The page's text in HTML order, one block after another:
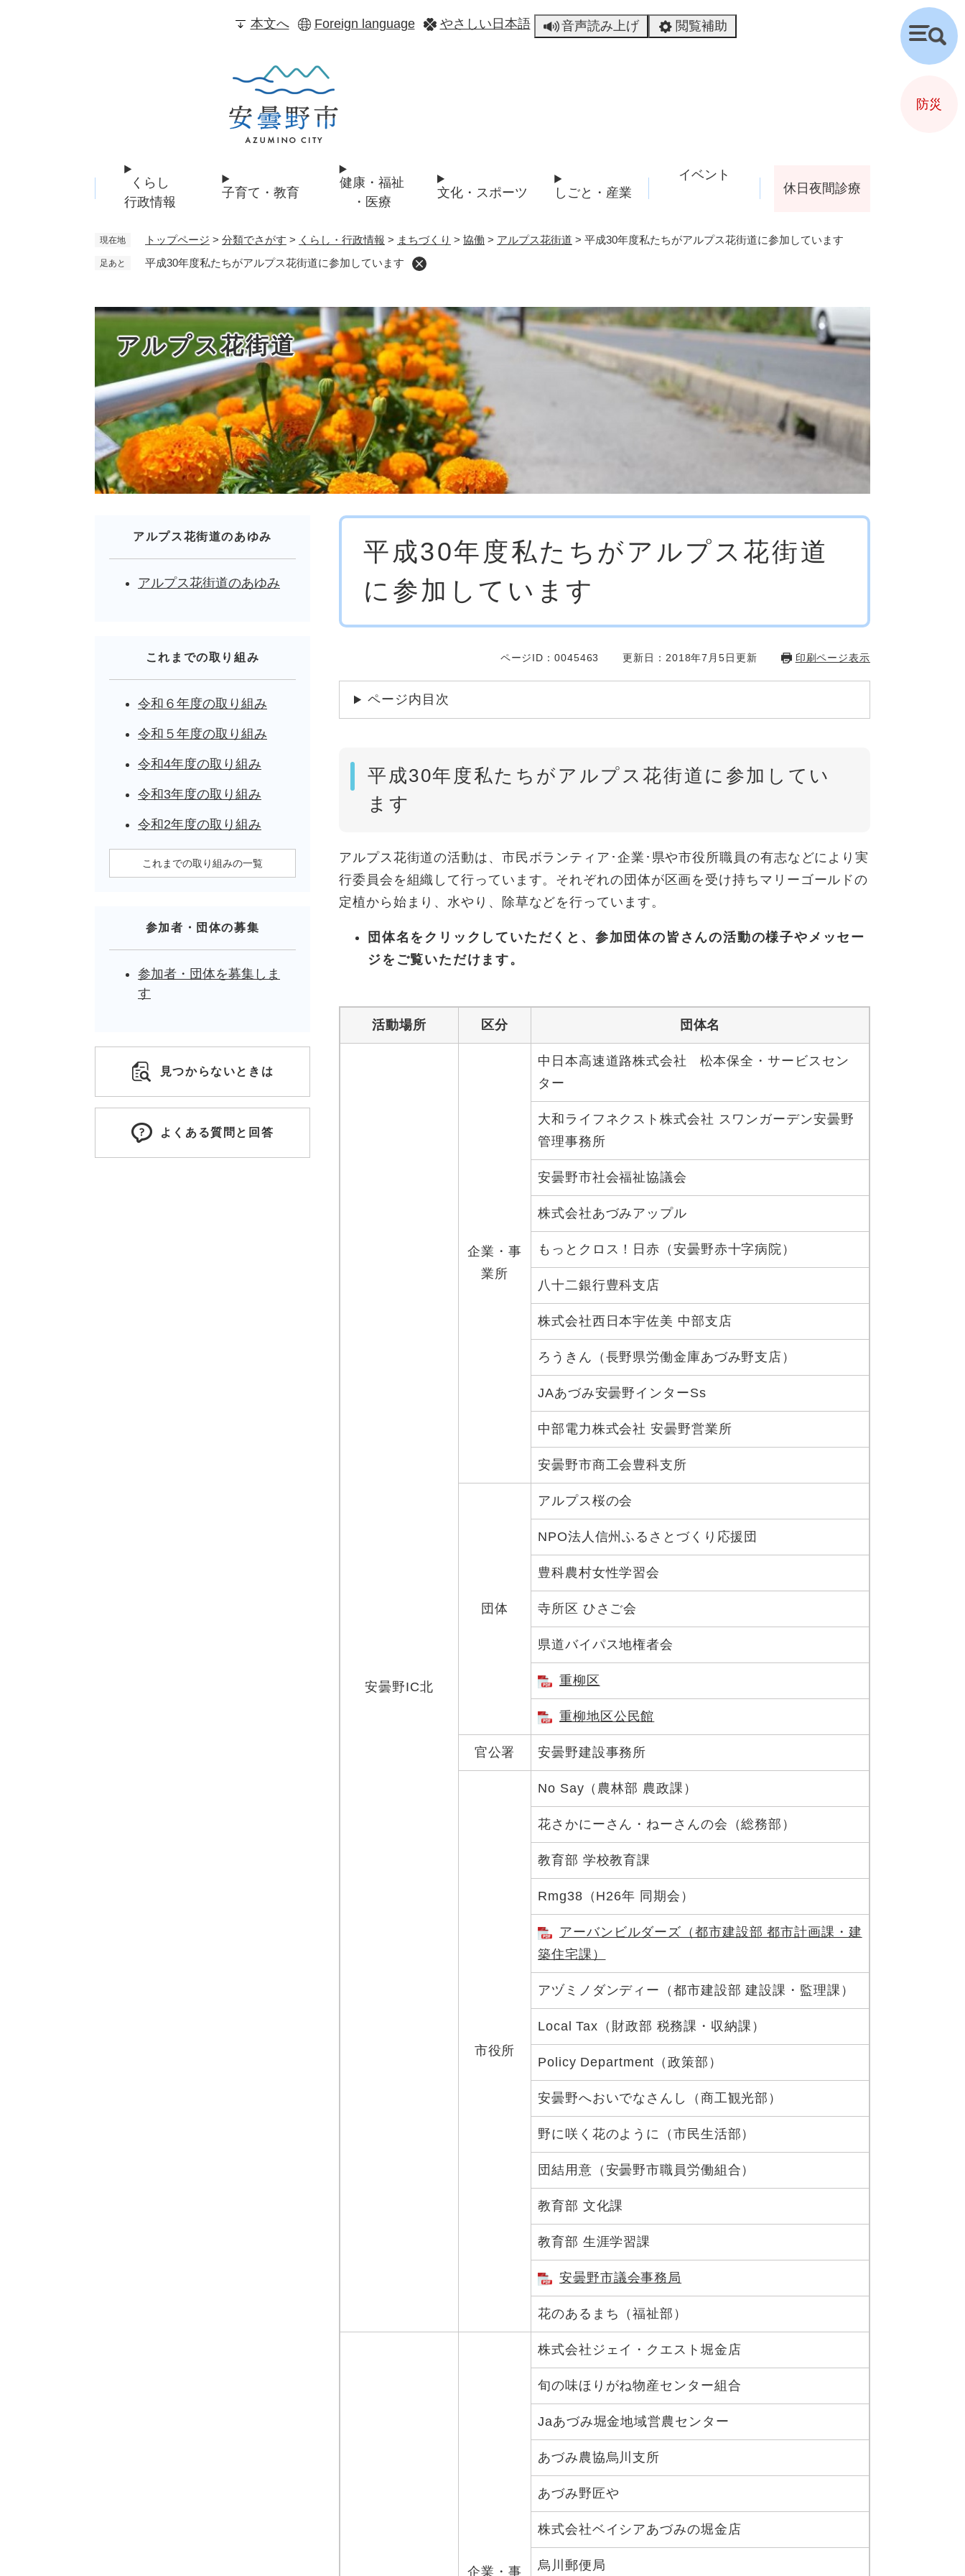
本文へ Foreign language やさしい日本語 音声読み上げ 閲覧補助
くらし
行政情報
子育て・教育
健康・福祉
・医療
文化・スポーツ しごと・産業
イベント
休日夜間診療
現在地 トップページ > 分類でさがす > くらし・行政情報 > まちづくり > 協働 > アルプス花街道 > 平成30年度私たちがアルプス花街道に参加しています
足あと 平成30年度私たちがアルプス花街道に参加しています
アルプス花街道
平成30年度私たちがアルプス花街道
に参加しています
ページID：0045463 更新日：2018年7月5日更新 印刷ページ表示
ページ内目次
平成30年度私たちがアルプス花街道に参加してい
ます
アルプス花街道の活動は、市民ボランティア･企業･県や市役所職員の有志などにより実
行委員会を組織して行っています。それぞれの団体が区画を受け持ちマリーゴールドの
定植から始まり、水やり、除草などを行っています。
団体名をクリックしていただくと、参加団体の皆さんの活動の様子やメッセー
ジをご覧いただけます。
活動場所 区分 団体名
安曇野IC北
企業・事
業所
中日本高速道路株式会社 松本保全・サービスセン
ター
大和ライフネクスト株式会社 スワンガーデン安曇野
管理事務所
安曇野市社会福祉協議会
株式会社あづみアップル
もっとクロス！日赤（安曇野赤十字病院）
八十二銀行豊科支店
株式会社西日本宇佐美 中部支店
ろうきん（長野県労働金庫あづみ野支店）
JAあづみ安曇野インターSs
中部電力株式会社 安曇野営業所
安曇野市商工会豊科支所
団体
アルプス桜の会
NPO法人信州ふるさとづくり応援団
豊科農村女性学習会
寺所区 ひさご会
県道バイパス地権者会
重柳区
重柳地区公民館
官公署 安曇野建設事務所
市役所
No Say（農林部 農政課）
花さかにーさん・ねーさんの会（総務部）
教育部 学校教育課
Rmg38（H26年 同期会）
アーバンビルダーズ（都市建設部 都市計画課・建
築住宅課）
アヅミノダンディー（都市建設部 建設課・監理課）
Local Tax（財政部 税務課・収納課）
Policy Department（政策部）
安曇野へおいでなさんし（商工観光部）
野に咲く花のように（市民生活部）
団結用意（安曇野市職員労働組合）
教育部 文化課
教育部 生涯学習課
安曇野市議会事務局
花のあるまち（福祉部）
企業・事
株式会社ジェイ・クエスト堀金店
旬の味ほりがね物産センター組合
Jaあづみ堀金地域営農センター
あづみ農協烏川支所
あづみ野匠や
株式会社ベイシアあづみの堀金店
烏川郵便局
アルプス花街道のあゆみ
アルプス花街道のあゆみ
これまでの取り組み
令和６年度の取り組み
令和５年度の取り組み
令和4年度の取り組み
令和3年度の取り組み
令和2年度の取り組み
これまでの取り組みの一覧
参加者・団体の募集
参加者・団体を募集しま
す
見つからないときは
よくある質問と回答
検
索
防災